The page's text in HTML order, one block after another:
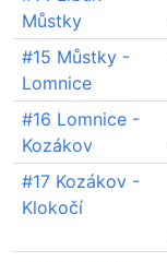
Můstky
#15 Můstky -
Lomnice
#16 Lomnice -
Kozákov
#17 Kozákov -
Klokočí